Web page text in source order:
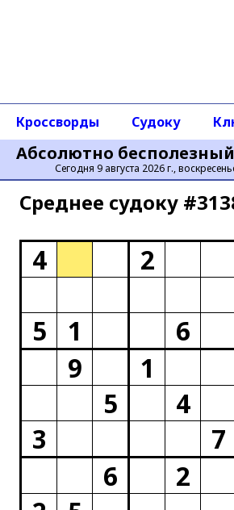
Абсолютно
Сегодня 9 августа 2026 г.,
Кроссворды Судоку
Среднее cудоку
4 2
5
1 6
9
1
5
4
3
7
6
2